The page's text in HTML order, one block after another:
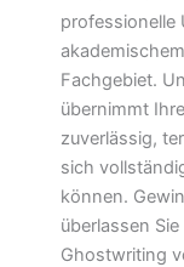
professionelle
Fachgebiet.
übernimmt
zuverlässig,
sich
können.
überlassen
Ghostwriting